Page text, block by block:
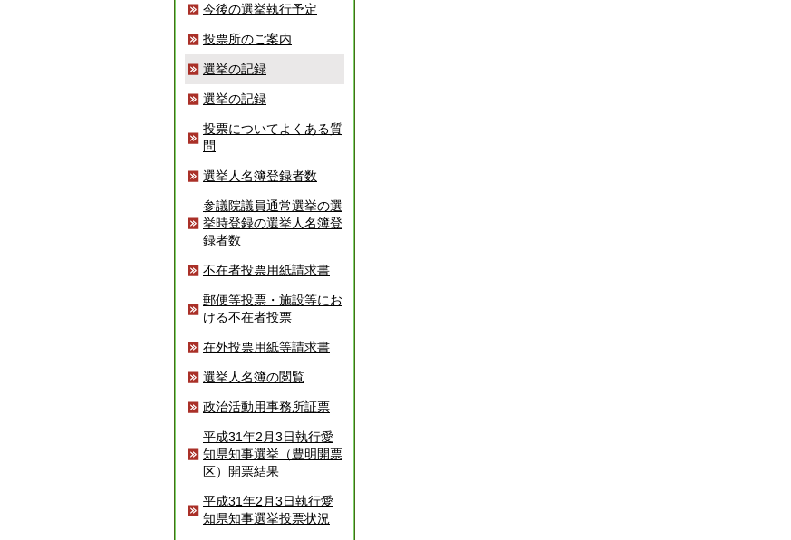
今後の選挙執行予定
投票所のご案内
選挙の記録
選挙の記録
投票についてよくある質
問
選挙人名簿登録者数
参議院議員通常選挙の選
挙時登録の選挙人名簿登
録者数
不在者投票用紙請求書
郵便等投票・施設等にお
ける不在者投票
在外投票用紙等請求書
選挙人名簿の閲覧
政治活動用事務所証票
平成31年2月3日執行愛
知県知事選挙（豊明開票
区）開票結果
平成31年2月3日執行愛
知県知事選挙投票状況